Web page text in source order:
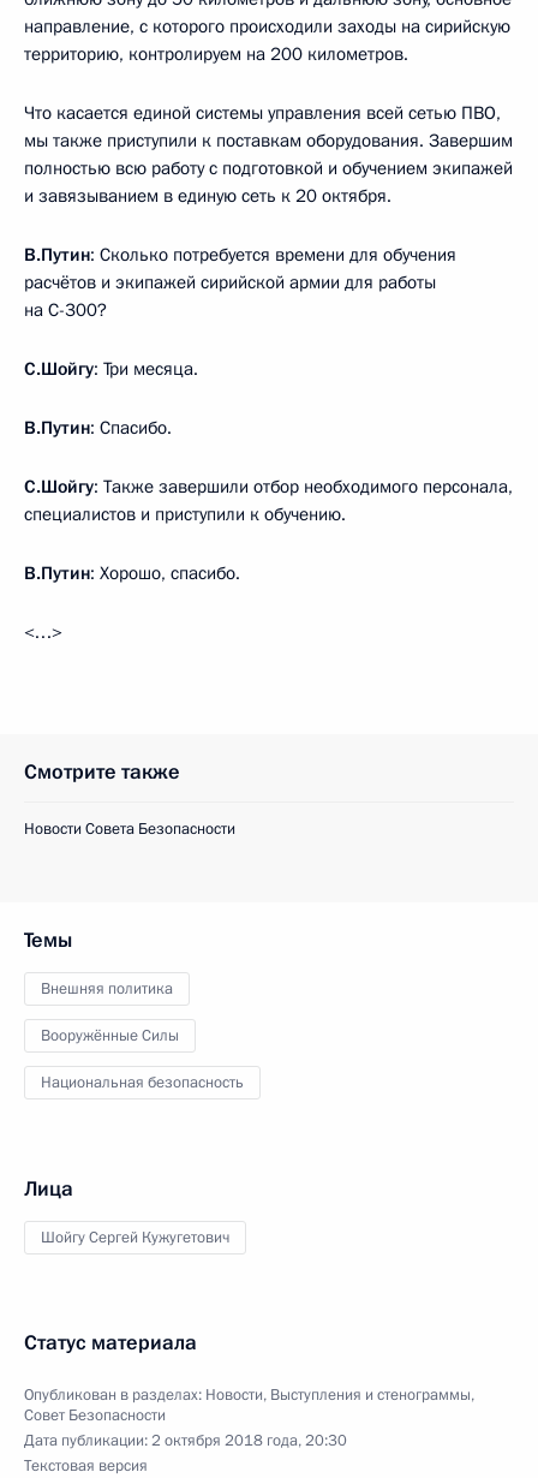
направление, с которого происходили заходы на сирийскую
территорию, контролируем на 200 километров.
Что касается единой системы управления всей сетью ПВО,
мы также приступили к поставкам оборудования. Завершим
полностью всю работу с подготовкой и обучением экипажей
и завязыванием в единую сеть к 20 октября.
В.Путин: Сколько потребуется времени для обучения
расчётов и экипажей сирийской армии для работы
на С-300?
С.Шойгу: Три месяца.
В.Путин: Спасибо.
С.Шойгу: Также завершили отбор необходимого персонала,
специалистов и приступили к обучению.
В.Путин: Хорошо, спасибо.
<…>
Смотрите также
Новости Совета Безопасности
Темы
Внешняя политика
Вооружённые Силы
Национальная безопасность
Лица
Шойгу Сергей Кужугетович
Статус материала
Опубликован в разделах: Новости, Выступления и стенограммы,
Совет Безопасности
Дата публикации:2 октября 2018 года, 20:30
Текстовая версия